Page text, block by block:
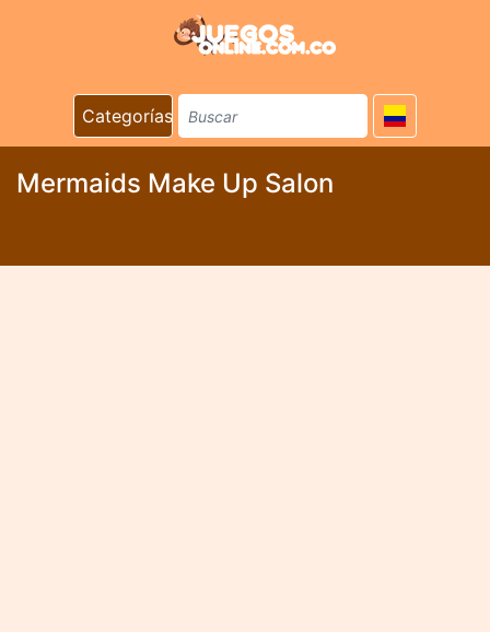
Categorías
Mermaids Make Up Salon